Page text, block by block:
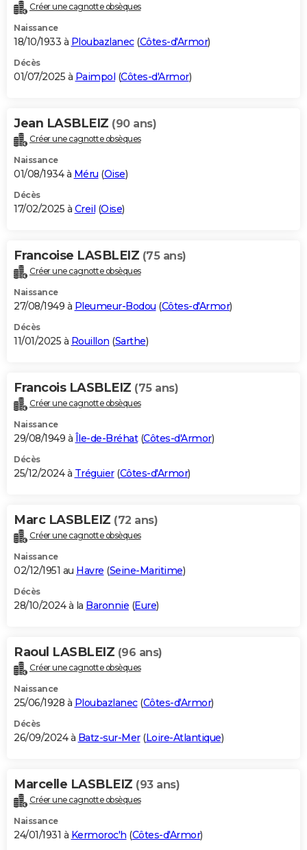
Créer une cagnotte obsèques
Naissance
18/10/1933 à Ploubazlanec(Côtes-d'Armor)
Décès
01/07/2025 à Paimpol (Côtes-d'Armor)
Jean LASBLEIZ (90 ans)
Créer une cagnotte obsèques
Naissance
01/08/1934 à Méru (Oise)
Décès
17/02/2025 à Creil (Oise)
Francoise LASBLEIZ (75 ans)
Créer une cagnotte obsèques
Naissance
27/08/1949 à Pleumeur-Bodou (Côtes-d'Armor)
Décès
11/01/2025 à Rouillon (Sarthe)
Francois LASBLEIZ (75 ans)
Créer une cagnotte obsèques
Naissance
29/08/1949 à Île-de-Bréhat(Côtes-d'Armor)
Décès
25/12/2024 à Tréguier(Côtes-d'Armor)
Marc LASBLEIZ (72 ans)
Créer une cagnotte obsèques
Naissance
02/12/1951 au Havre (Seine-Maritime)
Décès
28/10/2024 à la Baronnie (Eure)
Raoul LASBLEIZ (96 ans)
Créer une cagnotte obsèques
Naissance
25/06/1928 à Ploubazlanec(Côtes-d'Armor)
Décès
26/09/2024 à Batz-sur-Mer(Loire-Atlantique)
Marcelle LASBLEIZ (93 ans)
Créer une cagnotte obsèques
Naissance
24/01/1931 à Kermoroc'h (Côtes-d'Armor)